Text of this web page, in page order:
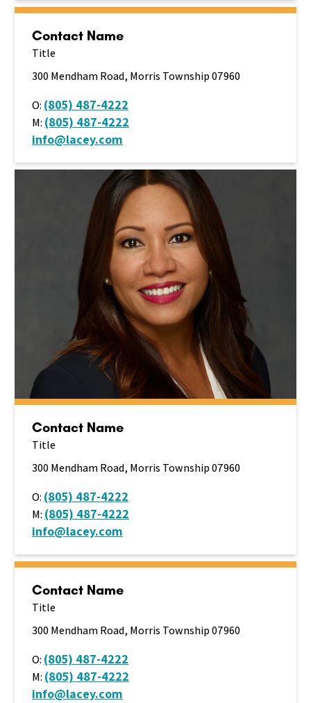
Contact Name
Title
300 Mendham Road, Morris Township 07960
O: (805) 487-4222
M: (805) 487-4222
info@lacey.com
Contact Name
Title
300 Mendham Road, Morris Township 07960
O: (805) 487-4222
M: (805) 487-4222
info@lacey.com
Contact Name
Title
300 Mendham Road, Morris Township 07960
O: (805) 487-4222
M: (805) 487-4222
info@lacey.com